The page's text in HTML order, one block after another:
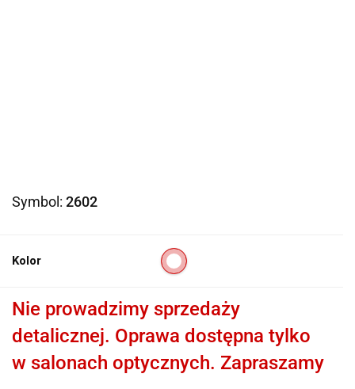
Symbol: 2602
Kolor
Nie prowadzimy sprzedaży
detalicznej. Oprawa dostępna tylko
w salonach optycznych. Zapraszamy